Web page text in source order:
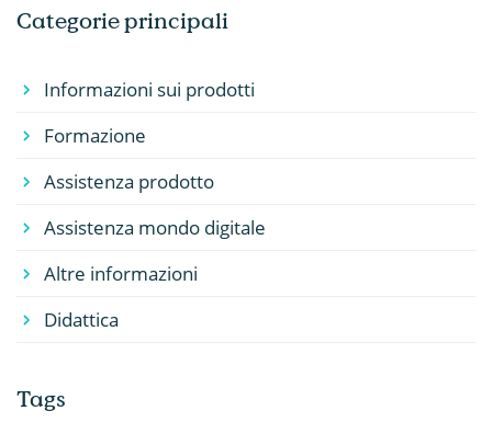
Categorie principali
Informazioni sui prodotti
Formazione
Assistenza prodotto
Assistenza mondo digitale
Altre informazioni
Didattica
Tags